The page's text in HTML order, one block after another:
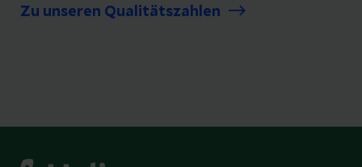
Zu unseren Qualitätszahlen